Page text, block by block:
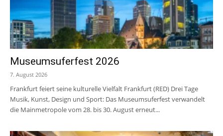
Museumsuferfest 2026
7. August 2026
Frankfurt feiert seine kulturelle Vielfalt Frankfurt (RED) Drei Tage
Musik, Kunst, Design und Sport: Das Museumsuferfest verwandelt
die Mainmetropole vom 28. bis 30. August erneut...